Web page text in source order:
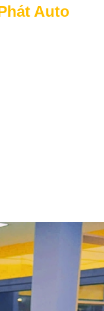
Auto